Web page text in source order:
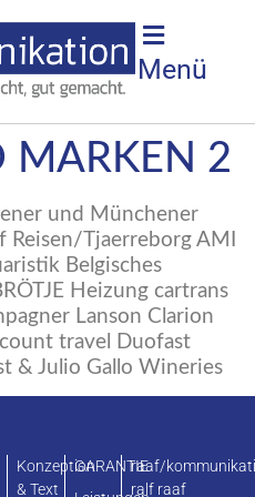
Menü
MARKEN 2
und Münchener
Reisen/Tjaerreborg AMI
Belgisches
Heizung cartrans
Lanson Clarion
travel Duofast
& Julio Gallo Wineries
Konzeption
& Text
GARANTIEraaf/
ralf raaf